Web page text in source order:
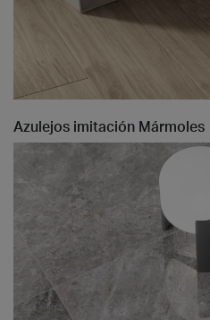
Azulejos imitación Mármoles